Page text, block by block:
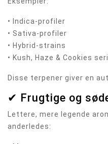
• Indica-profiler
• Sativa-profiler
• Hybrid-strains
• Kush, Haze & Cookies
Disse terpener giver en
✔ Frugtige og
Lettere, mere legende
anderledes: